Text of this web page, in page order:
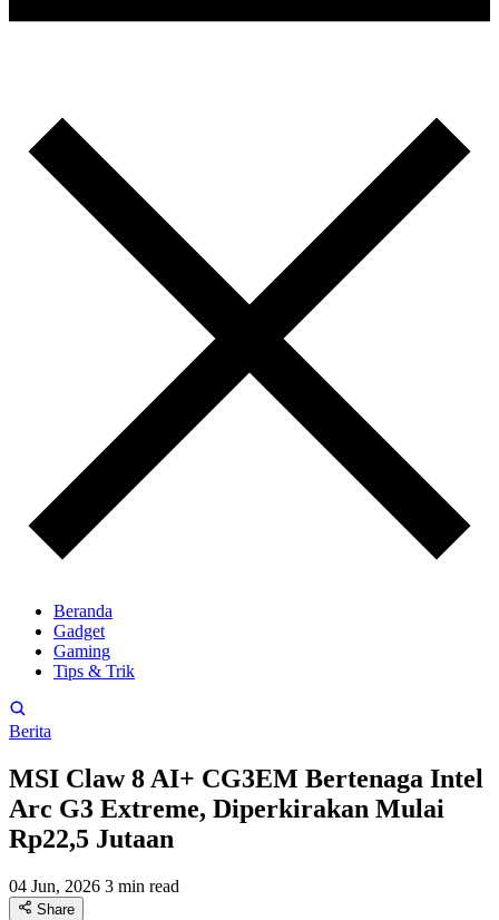
Beranda
Gadget
Gaming
Tips & Trik
Berita
MSI Claw 8 AI+ CG3EM Bertenaga Intel
Arc G3 Extreme, Diperkirakan Mulai
Rp22,5 Jutaan
04 Jun, 2026 3 min read
Share